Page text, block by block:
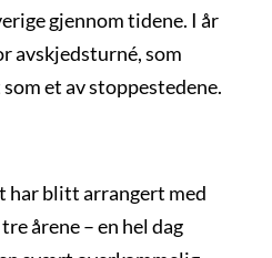
gjennom tidene. I år
avskjedsturné, som
et av stoppestedene.
har blitt arrangert med
årene – en hel dag